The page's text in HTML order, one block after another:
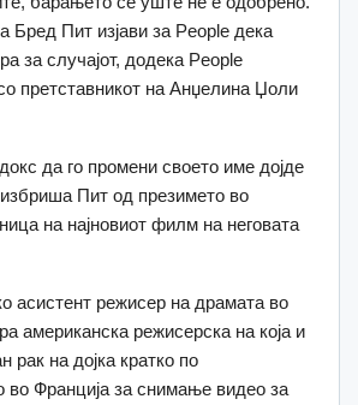
Бред Пит изјави за People дека
за случајот, додека People
претставникот на Анџелина Џоли
да го промени своето име дојде
избриша Пит од презимето во
на најновиот филм на неговата
асистент режисер на драмата во
американска режисерска на која и
рак на дојка кратко по
во Франција за снимање видео за